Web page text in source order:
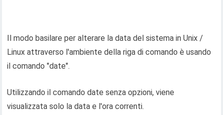
Il modo basilare per alterare la data del sistema in Unix /
Linux attraverso l'ambiente della riga di comando è usando
il comando "date".
Utilizzando il comando date senza opzioni, viene
visualizzata solo la data e l'ora correnti.